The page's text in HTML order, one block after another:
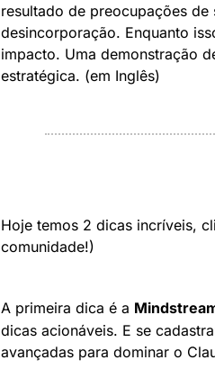
resultado de preocupações de
desincorporação. Enquanto
impacto. Uma demonstração
estratégica. (em Inglês)
Hoje temos 2 dicas incríveis,
comunidade!)
A primeira dica é a
dicas acionáveis. E se
avançadas para dominar o